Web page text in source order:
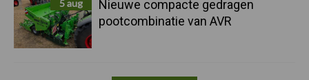
5 aug
Nieuwe compacte gedragen
pootcombinatie van AVR